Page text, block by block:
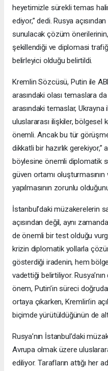
heyetimizle sürekli temas
ediyor,” dedi. Rusya
sunulacak çözüm
şekillendiği ve diplomasi
belirleyici olduğu belirtildi.
Kremlin Sözcüsü, Putin ile
arasındaki olası temaslara
arasındaki temaslar,
uluslararası ilişkiler, bölgesel
önemli. Ancak bu tür
dikkatli bir hazırlık gerekiyor,”
böylesine önemli diplomatik
güven ortamı oluşturmasının
yapılmasının zorunlu
İstanbul’daki müzakerelerin
açısından değil, aynı
de önemli bir test olduğu
krizin diplomatik yollarla
gösterdiği iradenin, hem
vadettiği belirtiliyor.
önem, Putin’in süreci
ortaya çıkarken, Kremlin’in
biçimde yürütüldüğünün de
Rusya’nın İstanbul’daki
Avrupa olmak üzere
ediliyor. Tarafların attığı her